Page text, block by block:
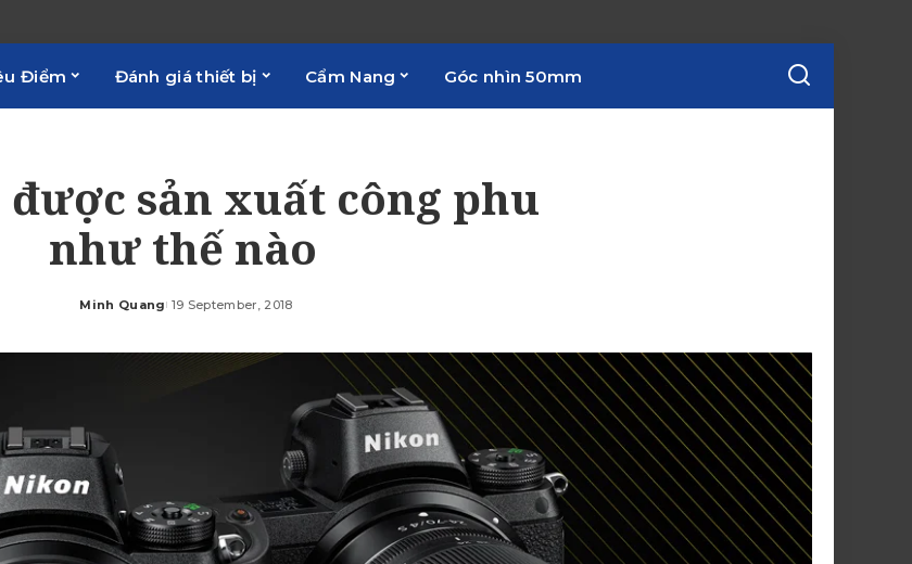
Điểm Đánh giá thiết bị Cẩm Nang Góc nhìn 50mm
sản xuất công phu
như thế nào
Posted
Minh Quang 19 September, 2018